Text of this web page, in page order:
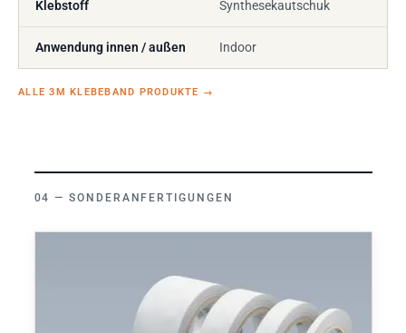
Klebstoff Synthesekautschuk
Anwendung innen / außen Indoor
ALLE 3M KLEBEBAND PRODUKTE →
SONDERANFERTIGUNGEN